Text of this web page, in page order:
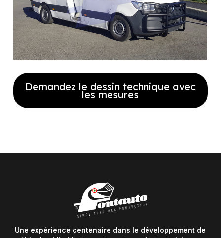
Demandez le dessin technique avec
les mesures
recevoir notre plan technique
Une expérience centenaire dans le développement de